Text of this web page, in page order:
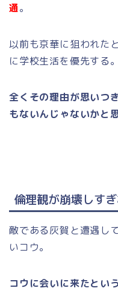
通。
以前も京華に狙われた
に学校生活を優先する。
全くその理由が思いつ
もないんじゃないかと
倫理観が崩壊しす
敵である灰賀と遭遇し
いコウ。
コウに会いに来たとい